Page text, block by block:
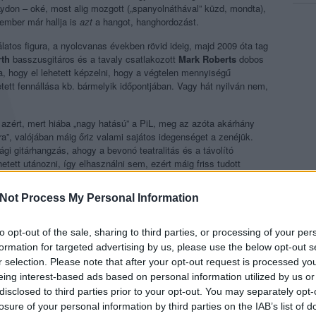
Process My Personal Information
opt-out of the sale, sharing to third parties, or processing of your
for targeted advertising by us, please use the below opt-out
selection. Please note that after your opt-out request is processed
interest-based ads based on personal information utilized by us
to third parties prior to your opt-out. You may separately
of your personal information by third parties on the IAB’s list of
– oké, most alig mozgott („spanyolnáthával” küzd, mondta),
már hallja is azt a hangot, hanghordozást.
figura, a nyolcvanas években rövid ideig, majd 2009 óta tag
basszusgitáros és a tavaly csatlakozott Mark Roberts dobos
hogy el lehetett képzelni, hogy a végtelen mennyiségű
fennállása kb. bármelyik időpontjában. Vagy hát nyilván nem,
mert hiába „nagy hatású” a PiL, meg az azóta akárhány
valójában máig őriz valami sajátos idegenséget a zenéjük.
gitárhangzás, ahogy a bevonó teatralitás és a távolító
utánozni, így elhasználni sem, ezért máig friss tudott
nyugdíjba vonulni – ígérte búcsúzóul John Lydon.